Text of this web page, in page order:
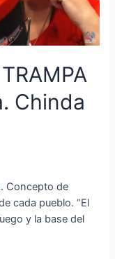
Chinda
Concepto de
cada pueblo. “El
y la base del